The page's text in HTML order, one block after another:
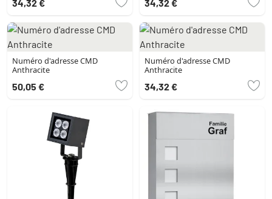
34,32 € 34,32 €
Numéro d'adresse CMD
Anthracite
50,05 €
Numéro d'adresse CMD
Anthracite
34,32 €